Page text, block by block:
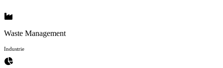
Waste Management
Industrie